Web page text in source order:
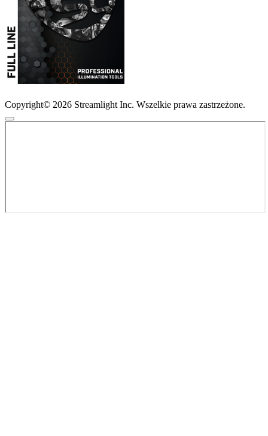
Copyright© 2026 Streamlight Inc. Wszelkie prawa zastrzeżone.